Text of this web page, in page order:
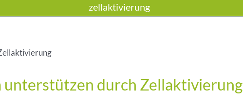
zellaktivierung
unterstützen durch Zellaktivierung